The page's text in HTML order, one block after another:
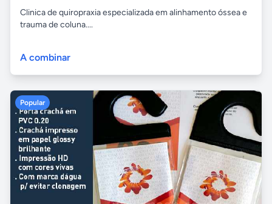
Clinica de quiropraxia especializada em alinhamento óssea e
trauma de coluna....
A combinar
Popular